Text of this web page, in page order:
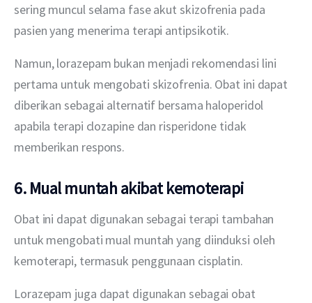
sering muncul selama fase akut skizofrenia pada
pasien yang menerima terapi antipsikotik.
Namun, lorazepam bukan menjadi rekomendasi lini
pertama untuk mengobati skizofrenia. Obat ini dapat
diberikan sebagai alternatif bersama haloperidol
apabila terapi clozapine dan risperidone tidak
memberikan respons.
6. Mual muntah akibat kemoterapi
Obat ini dapat digunakan sebagai terapi tambahan
untuk mengobati mual muntah yang diinduksi oleh
kemoterapi, termasuk penggunaan cisplatin.
Lorazepam juga dapat digunakan sebagai obat